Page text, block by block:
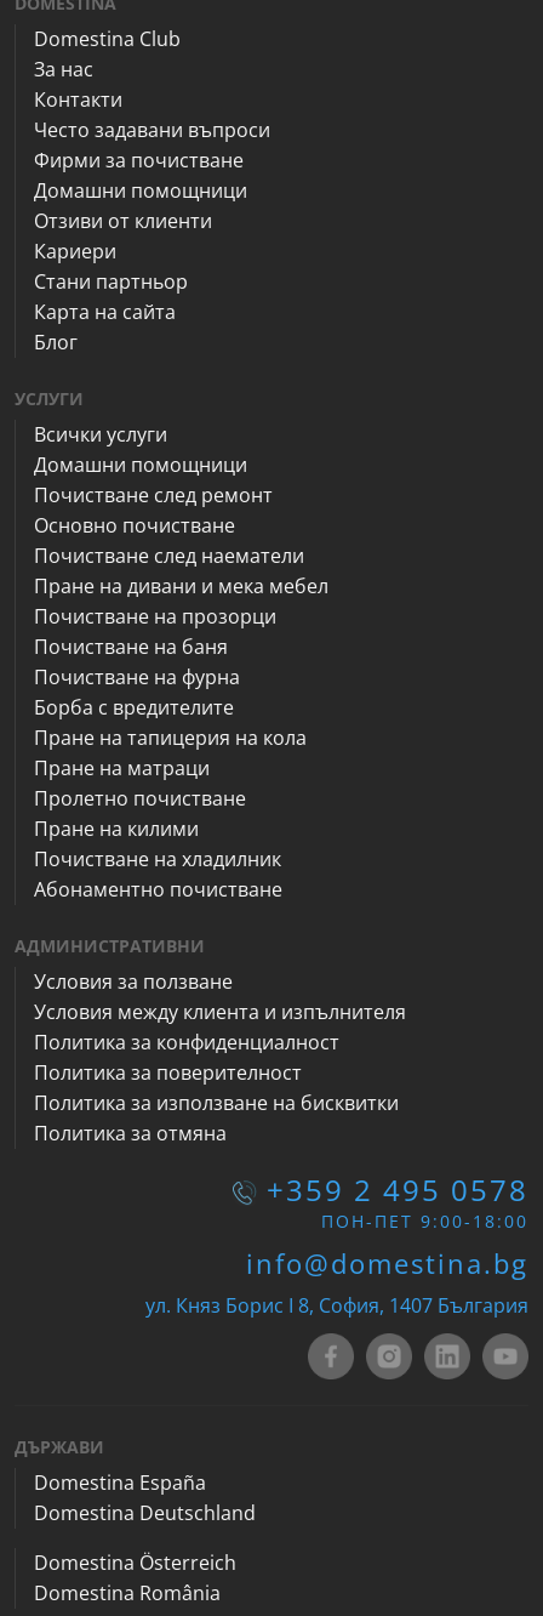
Domestina Club
За нас
Контакти
Често задавани въпроси
Фирми за почистване
Домашни помощници
Отзиви от клиенти
Кариери
Стани партньор
Карта на сайта
Блог
УСЛУГИ
Всички услуги
Домашни помощници
Почистване след ремонт
Основно почистване
Почистване след наематели
Пране на дивани и мека мебел
Почистване на прозорци
Почистване на баня
Почистване на фурна
Борба с вредителите
Пране на тапицерия на кола
Пране на матраци
Пролетно почистване
Пране на килими
Почистване на хладилник
Абонаментно почистване
АДМИНИСТРАТИВНИ
Условия за ползване
Условия между клиента и изпълнителя
Политика за конфиденциалност
Политика за поверителност
Политика за използване на бисквитки
Политика за отмяна
+359 2 495 0578
ПОН-ПЕТ 9:00-18:00
info@domestina.bg
ул. Княз Борис I 8, София, 1407 България
ДЪРЖАВИ
Domestina España
Domestina Deutschland
Domestina Österreich
Domestina România